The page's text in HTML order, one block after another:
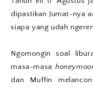
dipastikan Jumat-nya
siapa yang udah
Ngomongin soal
masa-masa
dan Muffin